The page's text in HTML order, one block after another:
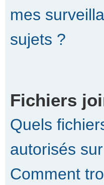
mes
sujets ?
Fichiers
Quels
autorisés
Comment